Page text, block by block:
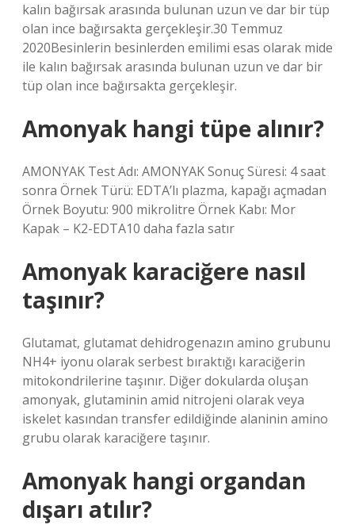
kalın bağırsak arasında bulunan uzun ve dar bir tüp
olan ince bağırsakta gerçekleşir.30 Temmuz
2020Besinlerin besinlerden emilimi esas olarak mide
ile kalın bağırsak arasında bulunan uzun ve dar bir
tüp olan ince bağırsakta gerçekleşir.
Amonyak hangi tüpe alınır?
AMONYAK Test Adı: AMONYAK Sonuç Süresi: 4 saat
sonra Örnek Türü: EDTA’lı plazma, kapağı açmadan
Örnek Boyutu: 900 mikrolitre Örnek Kabı: Mor
Kapak – K2-EDTA10 daha fazla satır
Amonyak karaciğere nasıl
taşınır?
Glutamat, glutamat dehidrogenazın amino grubunu
NH4+ iyonu olarak serbest bıraktığı karaciğerin
mitokondrilerine taşınır. Diğer dokularda oluşan
amonyak, glutaminin amid nitrojeni olarak veya
iskelet kasından transfer edildiğinde alaninin amino
grubu olarak karaciğere taşınır.
Amonyak hangi organdan
dışarı atılır?